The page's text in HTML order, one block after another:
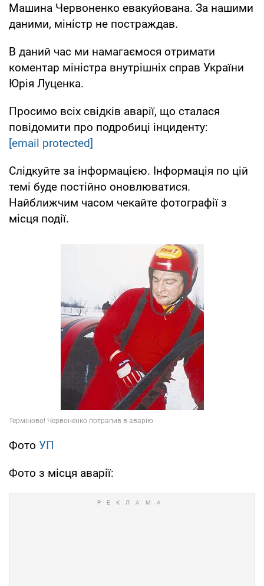
Машина Червоненко евакуйована. За нашими
даними, міністр не постраждав.
В даний час ми намагаємося отримати
коментар міністра внутрішніх справ України
Юрія Луценка.
Просимо всіх свідків аварії, що сталася
повідомити про подробиці інциденту:
[email protected]
Слідкуйте за інформацією. Інформація по цій
темі буде постійно оновлюватися.
Найближчим часом чекайте фотографії з
місця події.
Фото УП
Фото з місця аварії: